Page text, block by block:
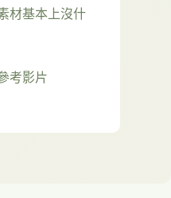
材基本上沒什
考影片